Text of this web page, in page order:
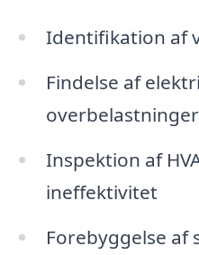
Identifikation af
Findelse af
overbelastninger
Inspektion af
ineffektivitet
Forebyggelse af